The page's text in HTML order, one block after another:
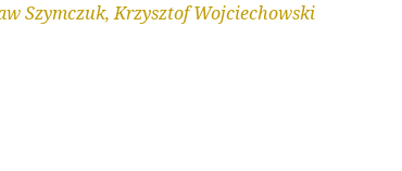
Szymczuk, Krzysztof Wojciechowski